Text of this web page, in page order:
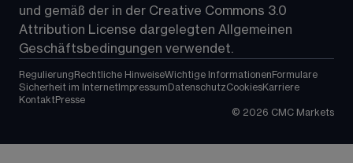
und gemäß der in der Creative Commons 3.0
Attribution License dargelegten Allgemeinen
Geschäftsbedingungen verwendet.
Regulierung Rechtliche HinweiseWichtige Informationen Formulare
Sicherheit im Internet Impressum DatenschutzCookiesKarriere
KontaktPresse
© 2026 CMC Markets